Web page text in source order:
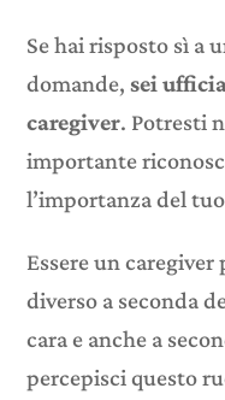
Se hai risposto sì a
domande,sei
caregiver. Potresti
importante
l’importanza del
Essere un caregiver
diverso a seconda
cara e anche a
percepisci questo